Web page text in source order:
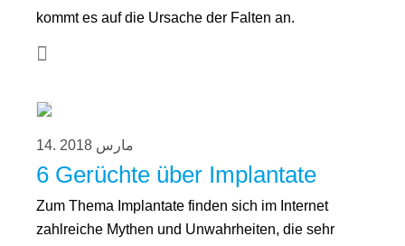
kommt es auf die Ursache der Falten an.
14. مارس 2018
6 Gerüchte über Implantate
Zum Thema Implantate finden sich im Internet
zahlreiche Mythen und Unwahrheiten, die sehr